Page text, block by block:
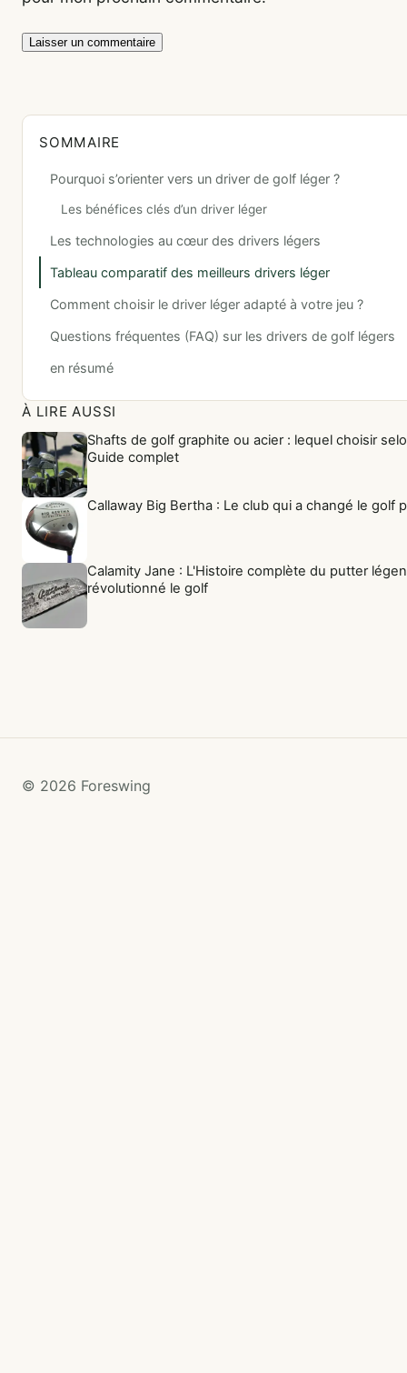
SOMMAIRE
Pourquoi s’orienter vers un driver de golf léger ?
Les bénéfices clés d’un driver léger
Les technologies au cœur des drivers légers
Tableau comparatif des meilleurs drivers léger
Comment choisir le driver léger adapté à votre jeu ?
Questions fréquentes (FAQ) sur les drivers de golf légers
en résumé
À LIRE AUSSI
Shafts de golf graphite ou acier : lequel choisir
Guide complet
Callaway Big Bertha : Le club qui a changé le golf
Calamity Jane : L'Histoire complète du putter
révolutionné le golf
© 2026 Foreswing